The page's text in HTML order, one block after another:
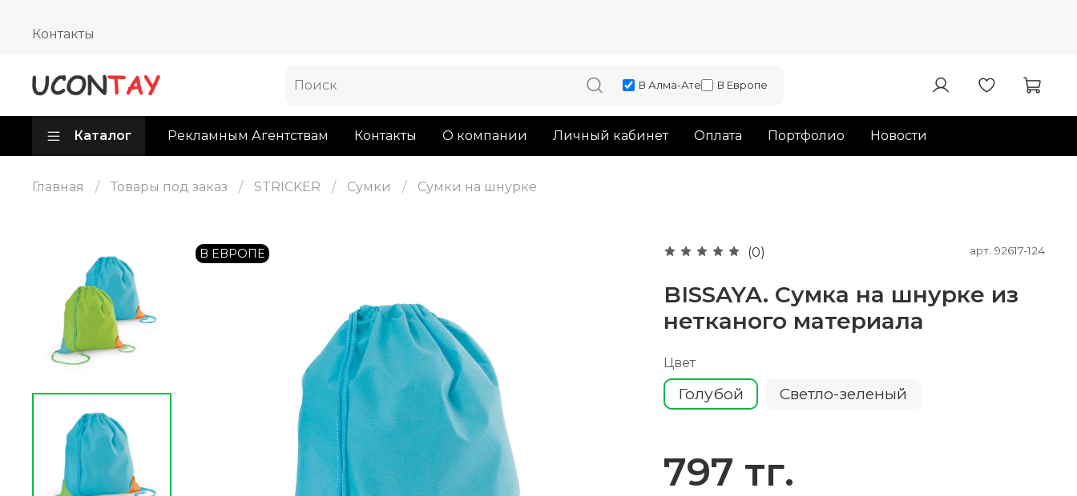
Контакты
В Алма-Ате В Европе
Каталог Рекламным Агентствам Контакты О компании Личный кабинет Оплата Портфолио Новости
Главная Товары под заказ STRICKER Сумки Сумки на шнурке
В ЕВРОПЕ (0) арт. 92617-124
BISSAYA. Сумка на шнурке из
нетканого материала
Цвет
Голубой Светло-зеленый
797 тг.